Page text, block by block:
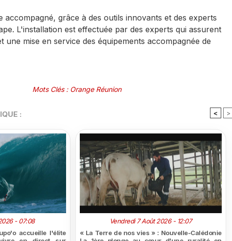
accompagné, grâce à des outils innovants et des experts
L'installation est effectuée par des experts qui assurent
une mise en service des équipements accompagnée de
Mots Clés: Orange Réunion
: < >
- 07:08
accueille l'élite
Vendredi 7 Août 2026 - 12:07
« La Terre de nos vies » : Nouvelle-Calédonie